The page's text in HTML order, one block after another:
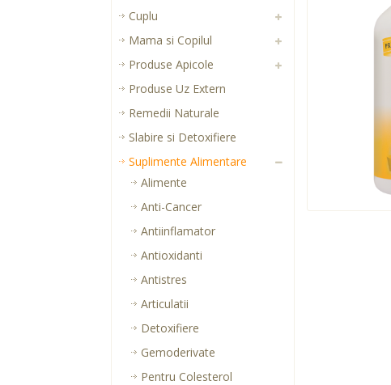
Cuplu
Mama si Copilul
Produse Apicole
Produse Uz Extern
Remedii Naturale
Slabire si Detoxifiere
Suplimente Alimentare
Alimente
Anti-Cancer
Antiinflamator
Antioxidanti
Antistres
Articulatii
Detoxifiere
Gemoderivate
Pentru Colesterol